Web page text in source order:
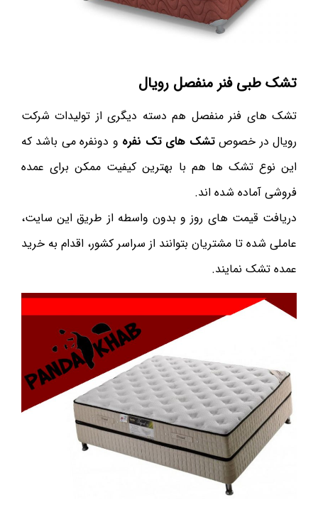
تشک طبی فنر منفصل رویال
تشک های فنر منفصل هم دسته دیگری از تولیدات شرکت
رویال در خصوصتشک های تک نفره و دونفره می باشد که
این نوع تشک ها هم با بهترین کیفیت ممکن برای عمده
فروشی آماده شده اند.
دریافت قیمت های روز و بدون واسطه از طریق این سایت،
عاملی شده تا مشتریان بتوانند از سراسر کشور، اقدام به خرید
عمده تشک نمایند.